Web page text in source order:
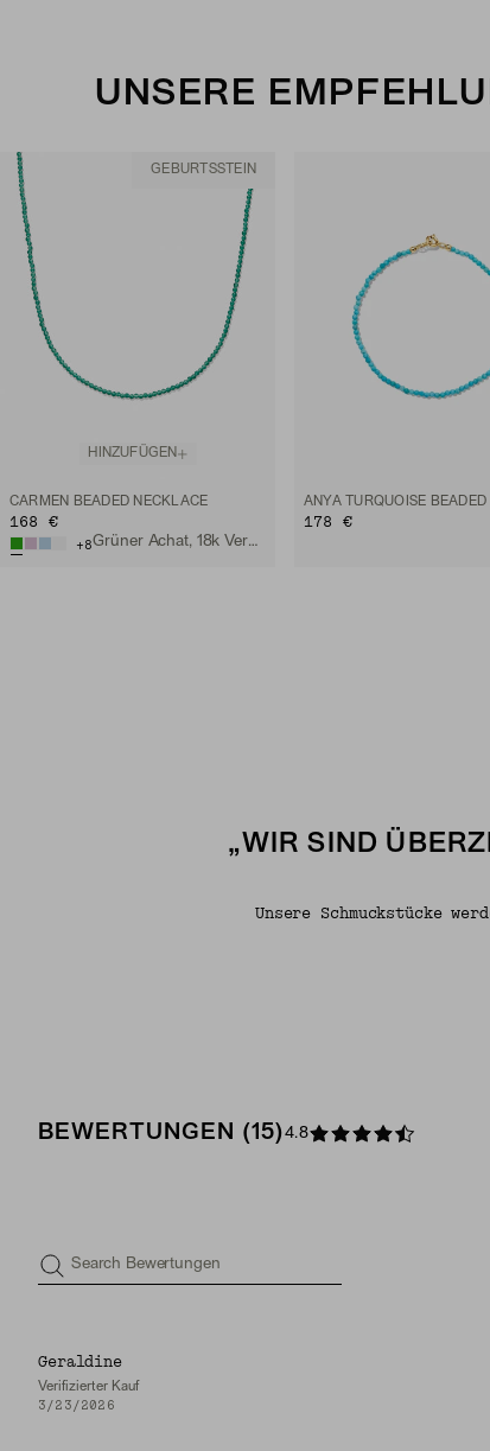
UNSERE
GEBURTSSTEIN
HINZUFÜGEN
CARMEN BEADED NECKLACE
168 €
+8 Grüner Achat, 18k Vermeil
178 €
„WIR SIND
Unsere Schmuckstücke
BEWERTUNGEN (15)4.8
Search Bewertungen
Geraldine
Verifizierter Kauf
3/23/2026